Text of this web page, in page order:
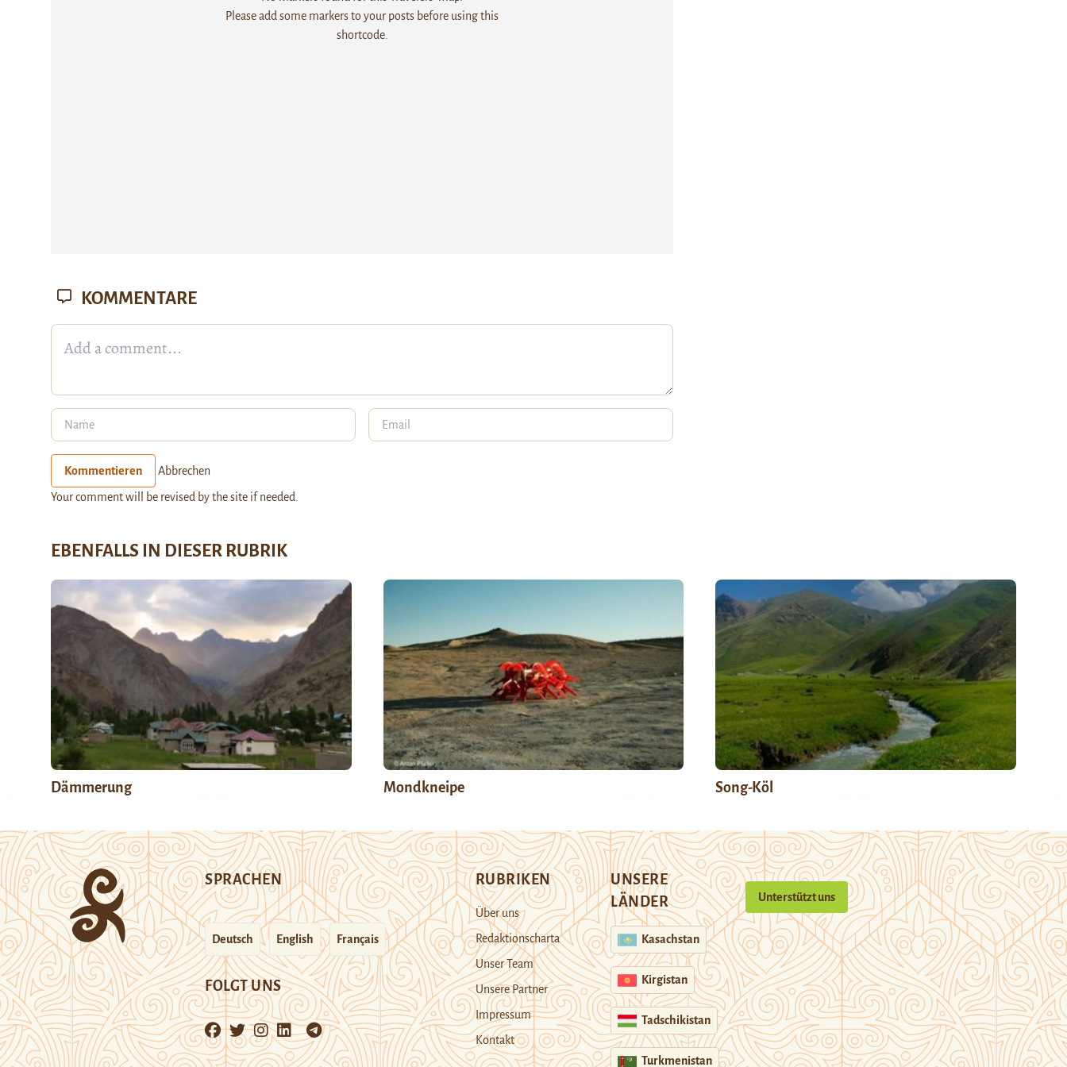
Please add some markers to your posts before using this
shortcode.
KOMMENTARE
Kommentieren Abbrechen
Your comment will be revised by the site if needed.
EBENFALLS IN DIESER RUBRIK
Dämmerung Mondkneipe Song-Köl
SPRACHEN
Deutsch English Français
FOLGT UNS
RUBRIKEN
Über uns
Redaktionscharta
Unser Team
Unsere Partner
Impressum
Kontakt
UNSERE
LÄNDER
Kasachstan
Kirgistan
Tadschikistan
Turkmenistan
Unterstützt uns